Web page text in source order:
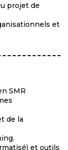
projet de
et
SMR
de la
et outils